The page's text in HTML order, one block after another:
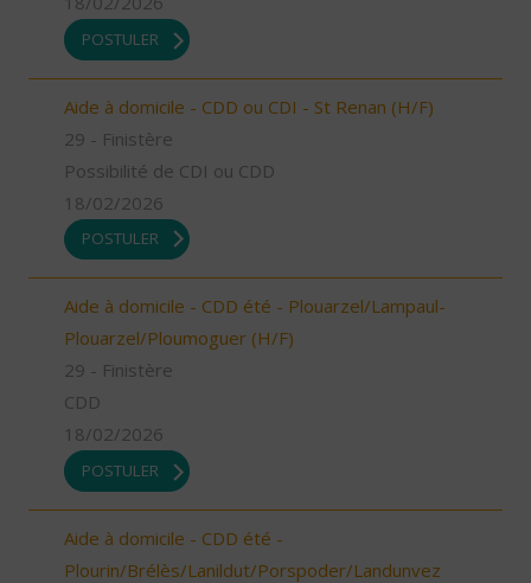
POSTULER
Aide à domicile - CDD ou CDI - St Renan (H/F)
29 - Finistère
Possibilité de CDI ou CDD
18/02/2026
POSTULER
Aide à domicile - CDD été - Plouarzel/Lampaul-
Plouarzel/Ploumoguer (H/F)
29 - Finistère
CDD
18/02/2026
POSTULER
Aide à domicile - CDD été -
Plourin/Brélès/Lanildut/Porspoder/Landunvez